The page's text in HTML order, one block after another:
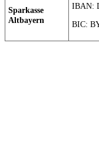
Sparkasse
Altbayern
IBAN:
BIC: